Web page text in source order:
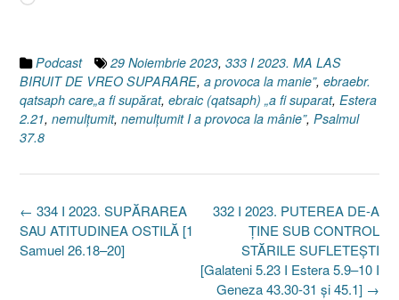
Podcast 29 Noiembrie 2023, 333 I 2023. MA LAS
BIRUIT DE VREO SUPARARE, a provoca la manie”, ebraebr.
qatsaph care„a fi supărat, ebraic (qatsaph) „a fi suparat, Estera
2.21, nemulţumit, nemulțumit I a provoca la mânie”, Psalmul
37.8
Post
navigation
332 I 2023. PUTEREA DE-A
ȚINE SUB CONTROL
STĂRILE SUFLETEȘTI
[Galateni 5.23 I Estera 5.9–10 I
Geneza 43.30-31 și 45.1] →
← 334 I 2023. SUPĂRAREA
SAU ATITUDINEA OSTILĂ [1
Samuel 26.18–20]